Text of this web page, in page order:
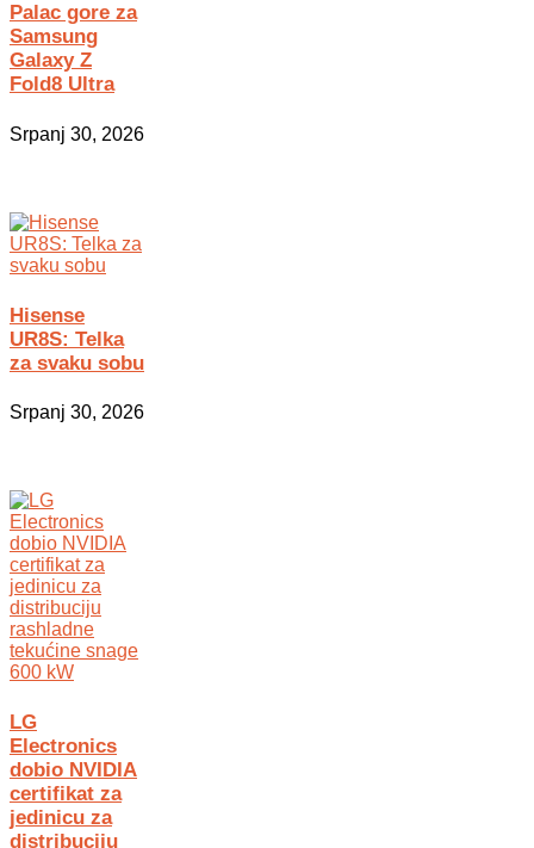
Palac gore za
Samsung
Galaxy Z
Fold8 Ultra
Srpanj 30, 2026
Hisense
UR8S: Telka
za svaku sobu
Srpanj 30, 2026
LG
Electronics
dobio NVIDIA
certifikat za
jedinicu za
distribuciju